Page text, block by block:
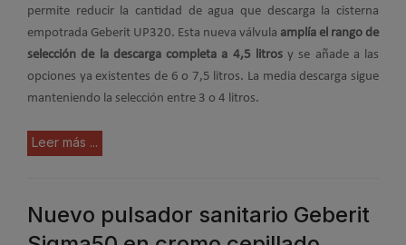
permite reducir la cantidad de agua que descarga la cisterna
empotrada Geberit UP320. Esta nueva válvula amplía el rango de
selección de la descarga completa a 4,5 litrosy se añade a las
opciones ya existentes de 6 o 7,5 litros. La media descarga sigue
manteniendo la selección entre 3 o 4 litros.
Leer más ...
Nuevo pulsador sanitario Geberit